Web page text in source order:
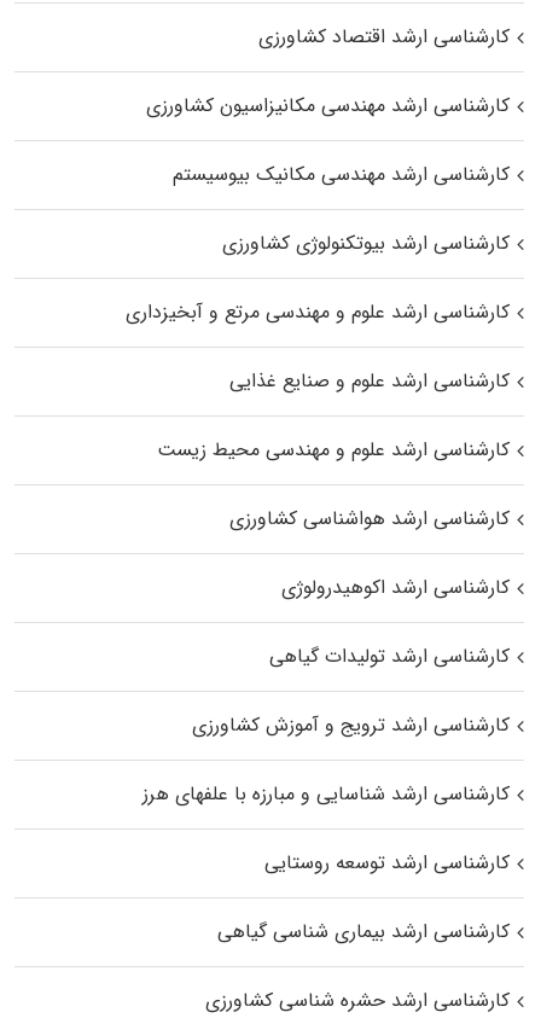
کارشناسی ارشد اقتصاد کشاورزی
کارشناسی ارشد مهندسی مکانیزاسیون کشاورزی
کارشناسی ارشد مهندسی مکانیک بیوسیستم
کارشناسی ارشد بیوتکنولوژی کشاورزی
کارشناسی ارشد علوم و مهندسی مرتع و آبخیزداری
کارشناسی ارشد علوم و صنایع غذایی
کارشناسی ارشد علوم و مهندسی محیط زیست
کارشناسی ارشد هواشناسی کشاورزی
کارشناسی ارشد اکوهیدرولوژی
کارشناسی ارشد تولیدات گیاهی
کارشناسی ارشد ترویج و آموزش کشاورزی
کارشناسی ارشد شناسایی و مبارزه با علفهای هرز
کارشناسی ارشد توسعه روستایی
کارشناسی ارشد بیماری‌ شناسی گیاهی
کارشناسی ارشد حشره‌ شناسی کشاورزی